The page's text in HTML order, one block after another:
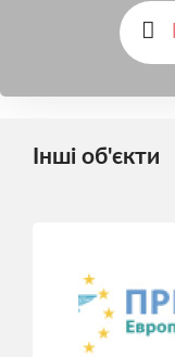
Інші об'єкти